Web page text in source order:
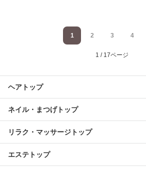
1 2 3 4
1 / 17ページ
ヘアトップ
ネイル・まつげトップ
リラク・マッサージトップ
エステトップ